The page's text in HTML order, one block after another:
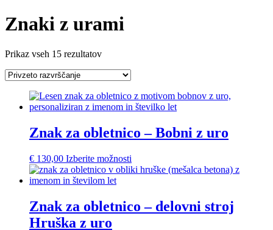
Znaki z urami
Prikaz vseh 15 rezultatov
Znak za obletnico – Bobni z uro
€ 130,00 Izberite možnosti
Znak za obletnico – delovni stroj
Hruška z uro